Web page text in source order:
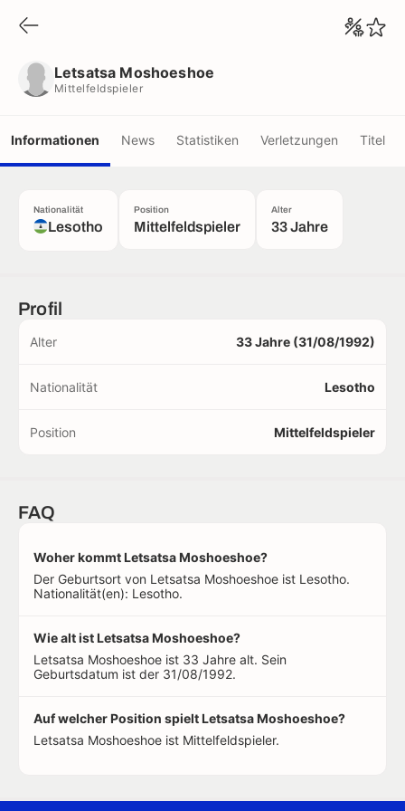
Letsatsa Moshoeshoe
Mittelfeldspieler
Informationen News Statistiken Verletzungen Titel
Nationalität
Lesotho
Position
Mittelfeldspieler
Alter
33 Jahre
Profil
Alter 33 Jahre (31/08/1992)
Nationalität Lesotho
Position Mittelfeldspieler
FAQ
Woher kommt Letsatsa Moshoeshoe?
Der Geburtsort von Letsatsa Moshoeshoe ist Lesotho.
Nationalität(en): Lesotho.
Wie alt ist Letsatsa Moshoeshoe?
Letsatsa Moshoeshoe ist 33 Jahre alt. Sein
Geburtsdatum ist der 31/08/1992.
Auf welcher Position spielt Letsatsa Moshoeshoe?
Letsatsa Moshoeshoe ist Mittelfeldspieler.